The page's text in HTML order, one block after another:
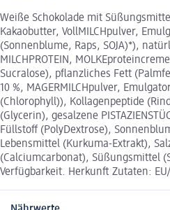
Weiße Schokolade mit
Kakaobutter, VollMILCHpulver,
(Sonnenblume, Raps, SOJA)*),
MILCHPROTEIN,
Sucralose), pflanzliches Fett
10 %, MAGERMILCHpulver,
(Chlorophyll)), Kollagenpeptide
(Glycerin), gesalzene
Füllstoff (PolyDextrose),
Lebensmittel (Kurkuma-Extrakt),
(Calciumcarbonat), Süßungsmittel
Verfügbarkeit. Herkunft Zutaten: